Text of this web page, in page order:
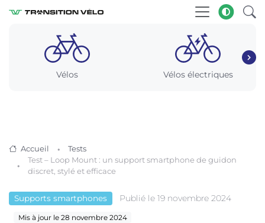
Vélos Vélos électriques
Accueil
Tests
Test – Loop Mount : un support smartphone de guidon
discret, stylé et efficace
Supports smartphones Publié le 19 novembre 2024
Mis à jour le 28 novembre 2024